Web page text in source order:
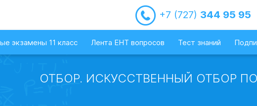
+7 (727) 344 95 95
экзамены 11 класс Лента ЕНТ вопросов Тест знаний
ОТБОР. ИСКУССТВЕННЫЙ ОТБОР